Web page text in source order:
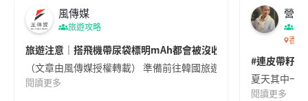
風傳媒
旅遊攻略
旅遊注意｜搭飛機帶尿袋標明mAh都會被沒收😱出發前切記檢查
（文章由風傳媒授權轉載） 準備前往韓國旅遊的民眾，近期要
閱讀更多
營養
香港
#連皮帶籽都
夏天其中一
閱讀更多